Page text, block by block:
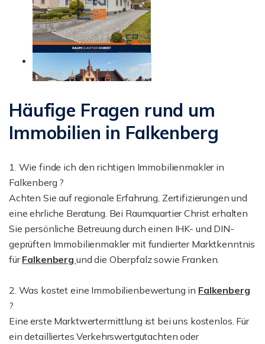
Häufige Fragen rund um
Immobilien in Falkenberg
1. Wie finde ich den richtigen Immobilienmakler in
Falkenberg ?
Achten Sie auf regionale Erfahrung, Zertifizierungen und
eine ehrliche Beratung. Bei Raumquartier Christ erhalten
Sie persönliche Betreuung durch einen IHK- und DIN-
geprüften Immobilienmakler mit fundierter Marktkenntnis
fürFalkenberg und die Oberpfalz sowie Franken.
2. Was kostet eine Immobilienbewertung in Falkenberg
?
Eine erste Marktwertermittlung ist bei uns kostenlos. Für
ein detailliertes Verkehrswertgutachten oder